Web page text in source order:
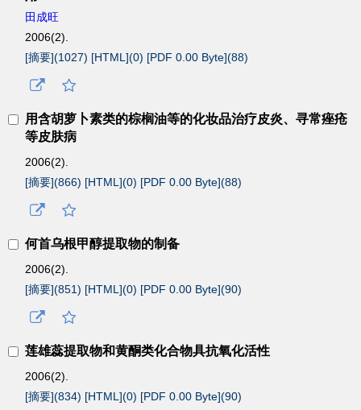
田成旺
2006(2).
[摘要](1027) [HTML](0) [PDF 0.00 Byte](88)
用含胡萝卜素类的棕榈油等的化妆品治疗皮炎、寻常痤疮
等皮肤病
2006(2).
[摘要](866) [HTML](0) [PDF 0.00 Byte](88)
何首乌根甲醇提取物的制备
2006(2).
[摘要](851) [HTML](0) [PDF 0.00 Byte](90)
莲雄蕊提取物和黄酮类化合物具抗氧化活性
2006(2).
[摘要](834) [HTML](0) [PDF 0.00 Byte](90)